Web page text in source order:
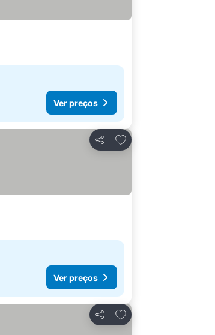
Ver preços
Partilhar
Adicionar aos favoritos
Ver preços
Partilhar
Adicionar aos favoritos